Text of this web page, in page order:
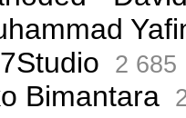
2 685
Bimantara